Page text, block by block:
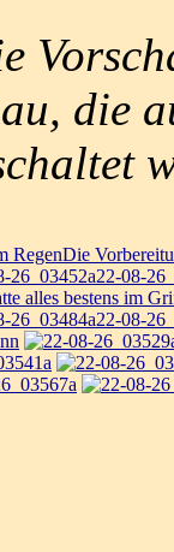
die
Die
22-08-
22-08-